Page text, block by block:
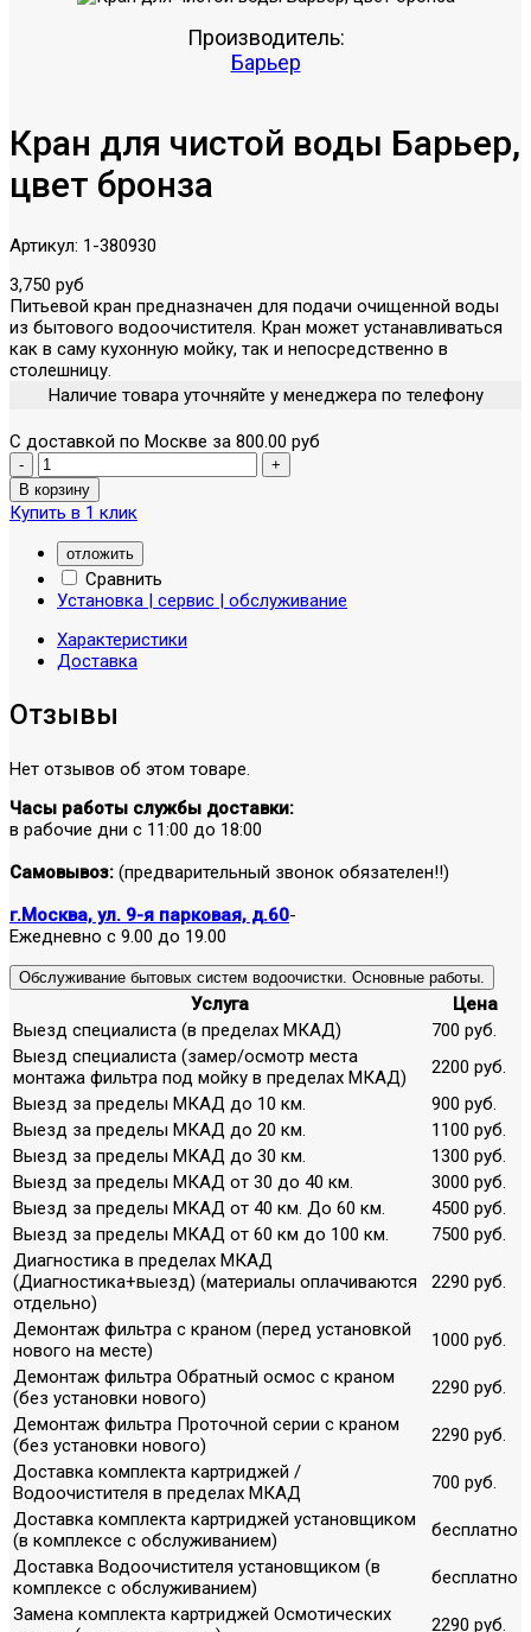
Производитель:
Барьер
Кран для чистой воды Барьер,
цвет бронза
Артикул: 1-380930
3,750 руб
Питьевой кран предназначен для подачи очищенной воды
из бытового водоочистителя. Кран может устанавливаться
как в саму кухонную мойку, так и непосредственно в
столешницу.
Наличие товара уточняйте у менеджера по телефону
С доставкой по Москве за 800.00 руб
Купить в 1 клик
отложить
Сравнить
Установка | сервис | обслуживание
Характеристики
Доставка
Отзывы
Нет отзывов об этом товаре.
Часы работы службы доставки:
в рабочие дни с 11:00 до 18:00
Самовывоз: (предварительный звонок обязателен!!)
г.Москва, ул. 9-я парковая, д.60-
Ежедневно с 9.00 до 19.00
Обслуживание бытовых систем водоочистки. Основные работы.
Услуга
Цена
Выезд специалиста (в пределах МКАД)
700 руб.
Выезд специалиста (замер/осмотр места
монтажа фильтра под мойку в пределах МКАД)
2200 руб.
Выезд за пределы МКАД до 10 км.
900 руб.
Выезд за пределы МКАД до 20 км.
1100 руб.
Выезд за пределы МКАД до 30 км.
1300 руб.
Выезд за пределы МКАД от 30 до 40 км.
3000 руб.
Выезд за пределы МКАД от 40 км. До 60 км.
4500 руб.
Выезд за пределы МКАД от 60 км до 100 км.
7500 руб.
Диагностика в пределах МКАД
(Диагностика+выезд) (материалы оплачиваются
отдельно)
2290 руб.
Демонтаж фильтра с краном (перед установкой
нового на месте)
1000 руб.
Демонтаж фильтра Обратный осмос с краном
(без установки нового)
2290 руб.
Демонтаж фильтра Проточной серии с краном
(без установки нового)
2290 руб.
Доставка комплекта картриджей /
Водоочистителя в пределах МКАД
700 руб.
Доставка комплекта картриджей установщиком
(в комплексе с обслуживанием)
бесплатно
Доставка Водоочистителя установщиком (в
комплексе с обслуживанием)
бесплатно
Замена комплекта картриджей Осмотических
2290 руб.